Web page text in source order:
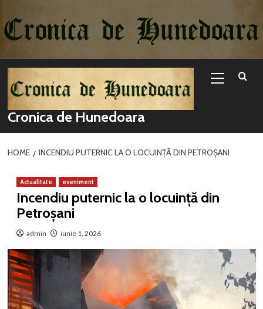
la
conținut
Cronica de Hunedoara
Menu
HOME INCENDIU PUTERNIC LA O LOCUINȚĂ DIN PETROȘANI
Actualitate eveniment
Incendiu puternic la o locuință din
Petroșani
admin iunie 1, 2026